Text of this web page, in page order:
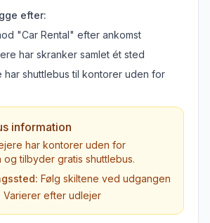
efter:
"Car Rental" efter ankomst
har skranker samlet ét sted
har shuttlebus til kontorer uden for
information
har kontorer uden for
og tilbyder gratis shuttlebus.
Følg skiltene ved udgangen
Varierer efter udlejer